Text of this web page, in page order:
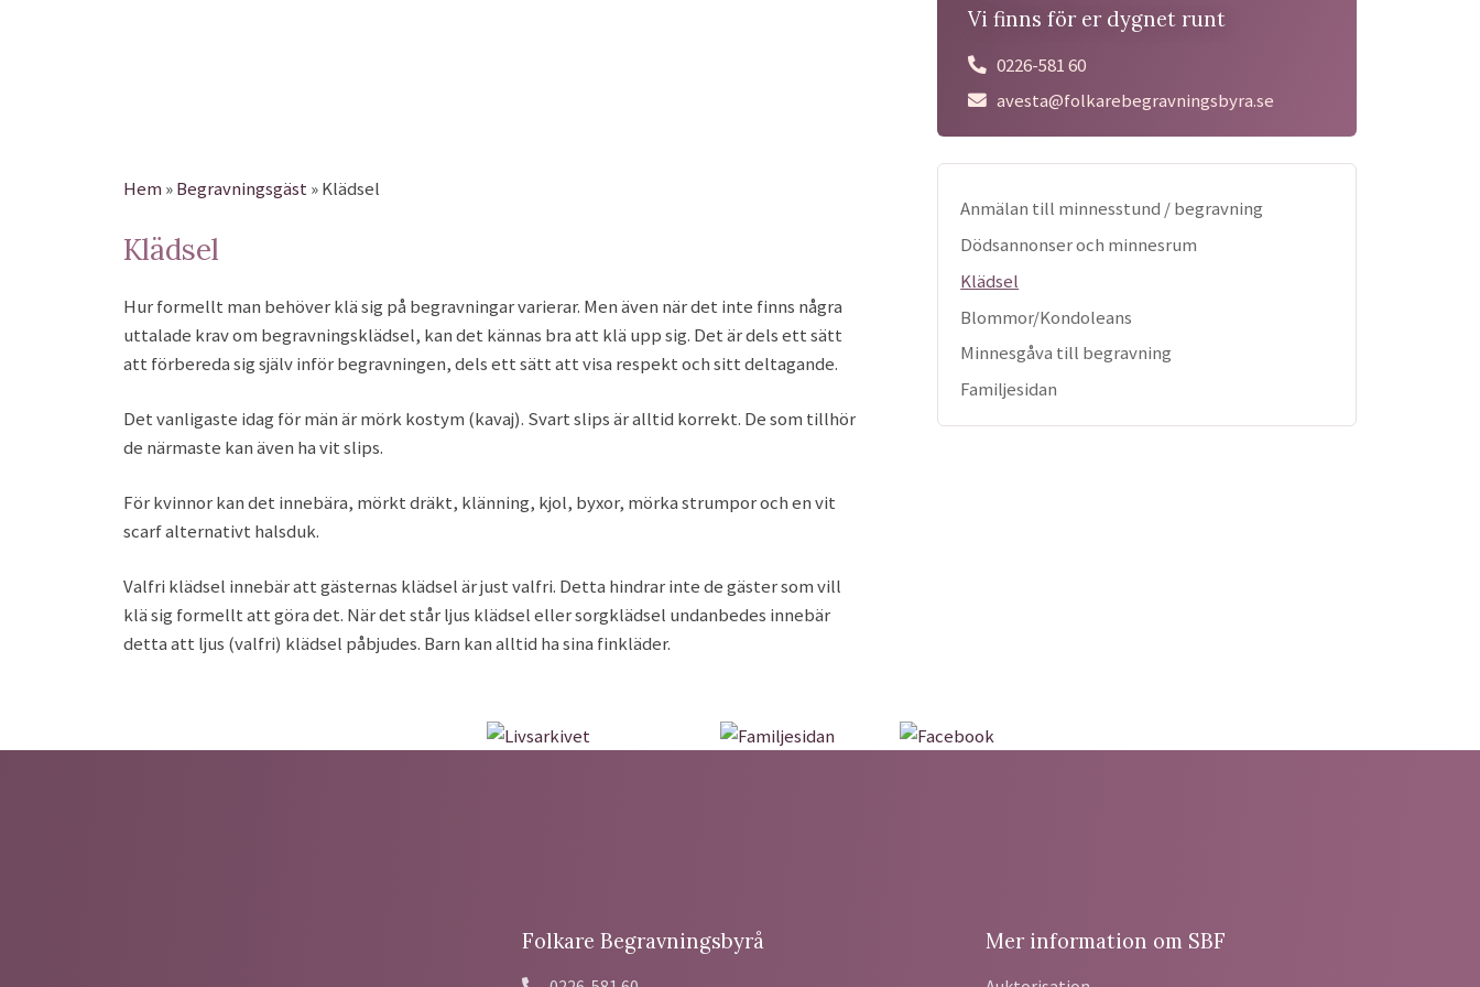
Hem»Begravningsgäst»Klädsel
Klädsel
Hur formellt man behöver klä sig på begravningar varierar. Men även när det inte finns några
uttalade krav om begravningsklädsel, kan det kännas bra att klä upp sig. Det är dels ett sätt
att förbereda sig själv inför begravningen, dels ett sätt att visa respekt och sitt deltagande.
Det vanligaste idag för män är mörk kostym (kavaj). Svart slips är alltid korrekt. De som tillhör
de närmaste kan även ha vit slips.
För kvinnor kan det innebära, mörkt dräkt, klänning, kjol, byxor, mörka strumpor och en vit
scarf alternativt halsduk.
Valfri klädsel innebär att gästernas klädsel är just valfri. Detta hindrar inte de gäster som vill
klä sig formellt att göra det. När det står ljus klädsel eller sorgklädsel undanbedes innebär
detta att ljus (valfri) klädsel påbjudes. Barn kan alltid ha sina finkläder.
Vi finns för er dygnet runt
0226-581 60
avesta@folkarebegravningsbyra.se
Anmälan till minnesstund / begravning
Dödsannonser och minnesrum
Klädsel
Blommor/Kondoleans
Minnesgåva till begravning
Familjesidan
Folkare Begravningsbyrå Mer information om SBF